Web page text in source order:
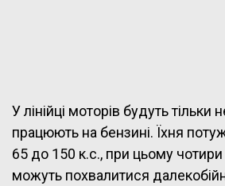
У лінійці моторів будуть
працюють на бензині. Їхня
65 до 150 к.с., при цьому чотири
можуть похвалитися